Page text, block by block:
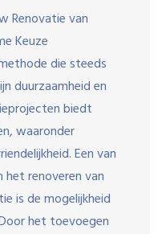
Renovatie van
Keuze
die steeds
duurzaamheid en
biedt
waaronder
Een van
het renoveren van
is de mogelijkheid
het toevoegen